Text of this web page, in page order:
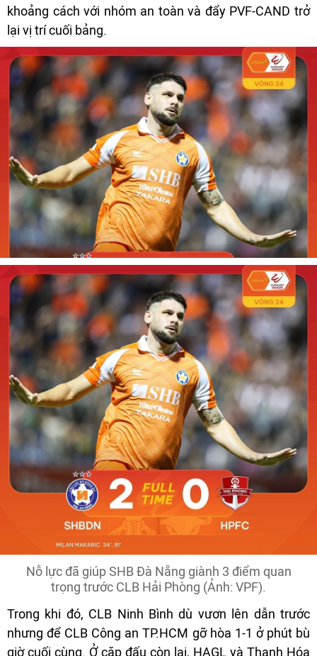
khoảng cách với nhóm an toàn và đẩy PVF-CAND trở
lại vị trí cuối bảng.
Nỗ lực đã giúp SHB Đà Nẵng giành 3 điểm quan
trọng trước CLB Hải Phòng (Ảnh: VPF).
Trong khi đó, CLB Ninh Bình dù vươn lên dẫn trước
nhưng để CLB Công an TP.HCM gỡ hòa 1-1 ở phút bù
giờ cuối cùng. Ở cặp đấu còn lại, HAGL và Thanh Hóa